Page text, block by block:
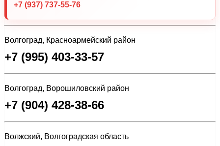
+7 (937) 737-55-76
Волгоград, Красноармейский район
+7 (995) 403-33-57
Волгоград, Ворошиловский район
+7 (904) 428-38-66
Волжский, Волгоградская область